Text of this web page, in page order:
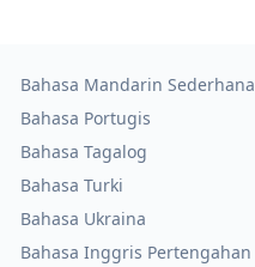
Bahasa Mandarin Sederhana
Bahasa Portugis
Bahasa Tagalog
Bahasa Turki
Bahasa Ukraina
Bahasa Inggris Pertengahan